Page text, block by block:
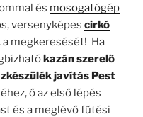
és mosogatógép
versenyképes cirkó
megkeresését! Ha
kazán szerelő
javítás Pest
ő az első lépés
és a meglévő fűtési